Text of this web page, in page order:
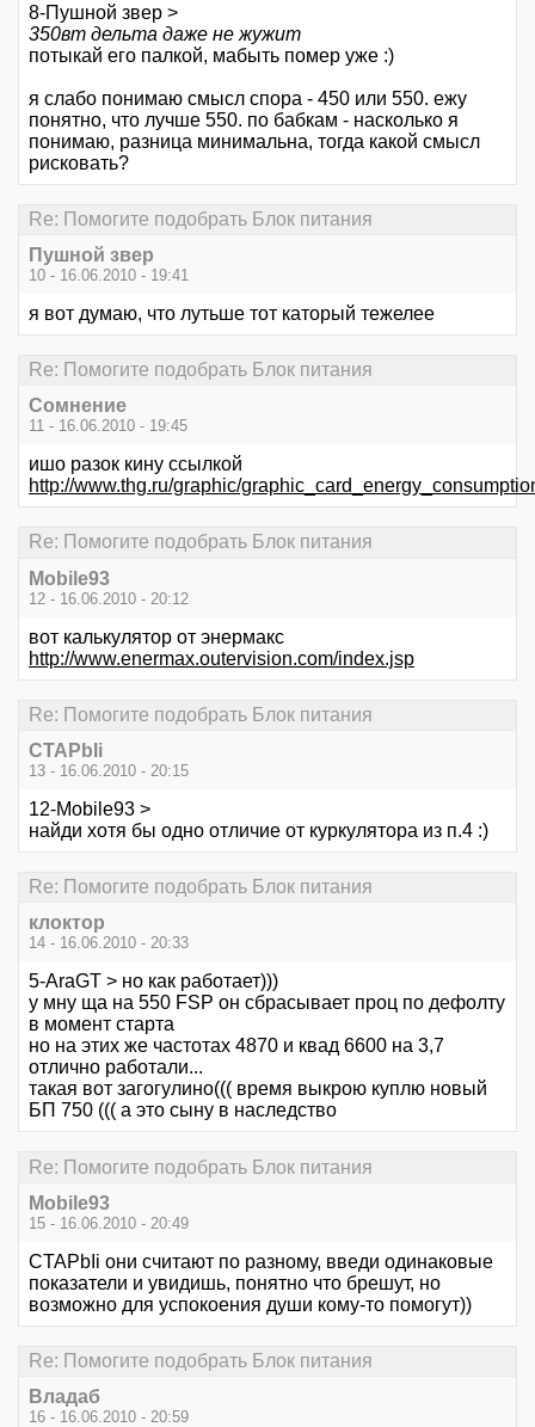
8-Пушной звер >
350вт дельта даже не жужит
потыкай его палкой, мабыть помер уже :)
я слабо понимаю смысл спора - 450 или 550. ежу
понятно, что лучше 550. по бабкам - насколько я
понимаю, разница минимальна, тогда какой смысл
рисковать?
Re: Помогите подобрать Блок питания
Пушной звер
10 - 16.06.2010 - 19:41
я вот думаю, что лутьше тот каторый тежелее
Re: Помогите подобрать Блок питания
Сомнение
11 - 16.06.2010 - 19:45
ишо разок кину ссылкой
http://www.thg.ru/graphic/
Re: Помогите подобрать Блок питания
Mobile93
12 - 16.06.2010 - 20:12
вот калькулятор от энермакс
http://www.enermax.outervision.com/index.jsp
Re: Помогите подобрать Блок питания
CTAPbIi
13 - 16.06.2010 - 20:15
12-Mobile93 >
найди хотя бы одно отличие от куркулятора из п.4 :)
Re: Помогите подобрать Блок питания
клоктор
14 - 16.06.2010 - 20:33
5-AraGT > но как работает)))
у мну ща на 550 FSP он сбрасывает проц по дефолту
в момент старта
но на этих же частотах 4870 и квад 6600 на 3,7
отлично работали...
такая вот загогулино((( время выкрою куплю новый
БП 750 ((( а это сыну в наследство
Re: Помогите подобрать Блок питания
Mobile93
15 - 16.06.2010 - 20:49
CTAPbIi они считают по разному, введи одинаковые
показатели и увидишь, понятно что брешут, но
возможно для успокоения души кому-то помогут))
Re: Помогите подобрать Блок питания
Владаб
16 - 16.06.2010 - 20:59